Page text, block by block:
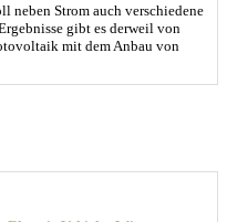
neben Strom auch verschiedene
gibt es derweil von
mit dem Anbau von